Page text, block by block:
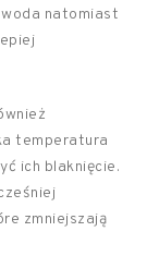
woda natomiast
temperatura
ich blaknięcie.
zmniejszają